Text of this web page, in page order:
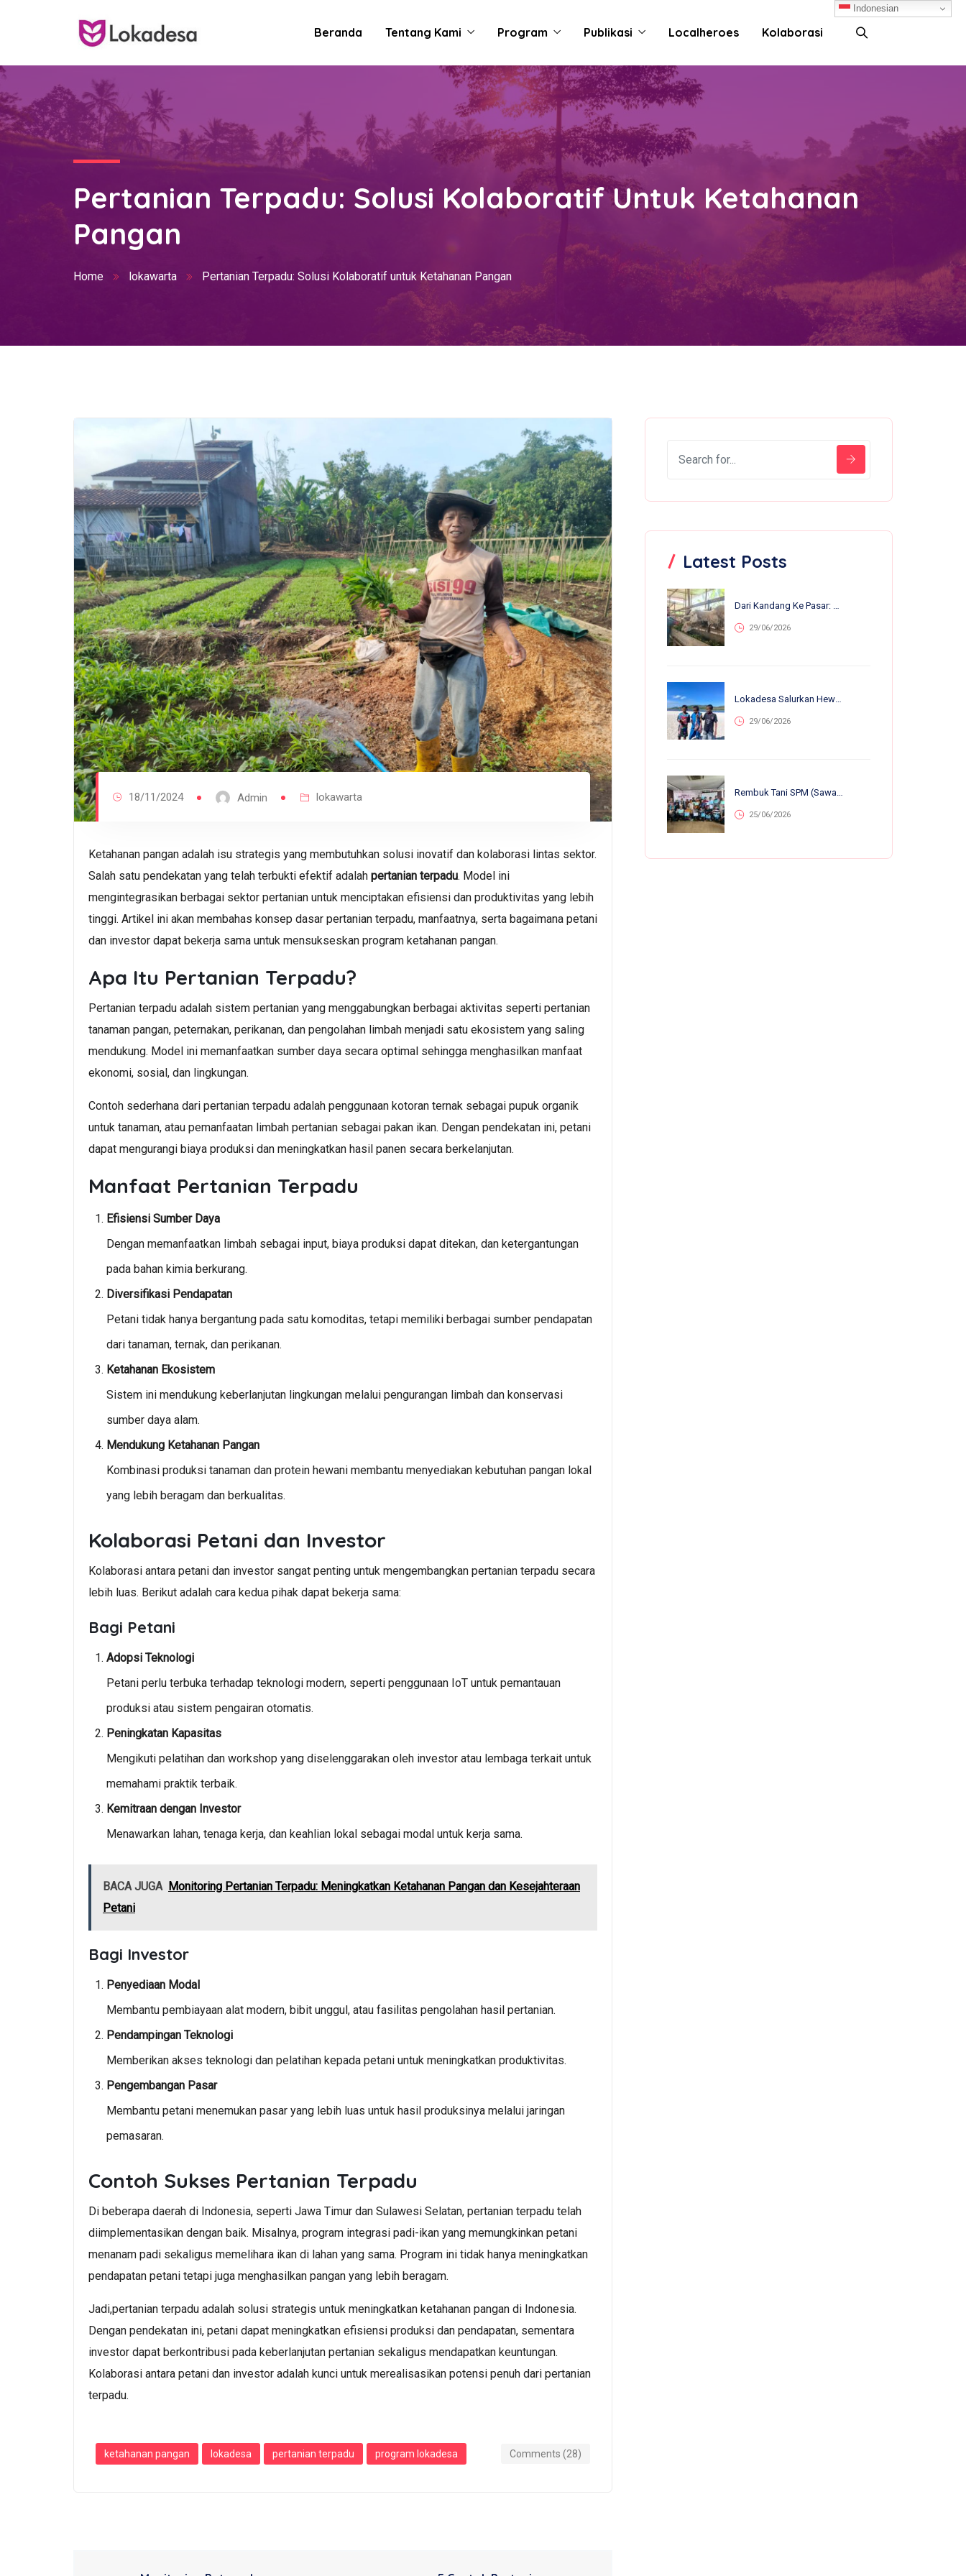
Beranda Tentang Kami Program Publikasi Localheroes Kolaborasi
Indonesian
Pertanian Terpadu: Solusi Kolaboratif Untuk Ketahanan
Pangan
Home lokawarta Pertanian Terpadu: Solusi Kolaboratif untuk Ketahanan Pangan
18/11/2024 Admin lokawarta
Ketahanan pangan adalah isu strategis yang membutuhkan solusi inovatif dan kolaborasi lintas sektor.
Salah satu pendekatan yang telah terbukti efektif adalah pertanian terpadu. Model ini
mengintegrasikan berbagai sektor pertanian untuk menciptakan efisiensi dan produktivitas yang lebih
tinggi. Artikel ini akan membahas konsep dasar pertanian terpadu, manfaatnya, serta bagaimana petani
dan investor dapat bekerja sama untuk mensukseskan program ketahanan pangan.
Apa Itu Pertanian Terpadu?
Pertanian terpadu adalah sistem pertanian yang menggabungkan berbagai aktivitas seperti pertanian
tanaman pangan, peternakan, perikanan, dan pengolahan limbah menjadi satu ekosistem yang saling
mendukung. Model ini memanfaatkan sumber daya secara optimal sehingga menghasilkan manfaat
ekonomi, sosial, dan lingkungan.
Contoh sederhana dari pertanian terpadu adalah penggunaan kotoran ternak sebagai pupuk organik
untuk tanaman, atau pemanfaatan limbah pertanian sebagai pakan ikan. Dengan pendekatan ini, petani
dapat mengurangi biaya produksi dan meningkatkan hasil panen secara berkelanjutan.
Manfaat Pertanian Terpadu
Efisiensi Sumber Daya
Dengan memanfaatkan limbah sebagai input, biaya produksi dapat ditekan, dan ketergantungan
pada bahan kimia berkurang.
Diversifikasi Pendapatan
Petani tidak hanya bergantung pada satu komoditas, tetapi memiliki berbagai sumber pendapatan
dari tanaman, ternak, dan perikanan.
Ketahanan Ekosistem
Sistem ini mendukung keberlanjutan lingkungan melalui pengurangan limbah dan konservasi
sumber daya alam.
Mendukung Ketahanan Pangan
Kombinasi produksi tanaman dan protein hewani membantu menyediakan kebutuhan pangan lokal
yang lebih beragam dan berkualitas.
Kolaborasi Petani dan Investor
Kolaborasi antara petani dan investor sangat penting untuk mengembangkan pertanian terpadu secara
lebih luas. Berikut adalah cara kedua pihak dapat bekerja sama:
Bagi Petani
Adopsi Teknologi
Petani perlu terbuka terhadap teknologi modern, seperti penggunaan IoT untuk pemantauan
produksi atau sistem pengairan otomatis.
Peningkatan Kapasitas
Mengikuti pelatihan dan workshop yang diselenggarakan oleh investor atau lembaga terkait untuk
memahami praktik terbaik.
Kemitraan dengan Investor
Menawarkan lahan, tenaga kerja, dan keahlian lokal sebagai modal untuk kerja sama.
BACA JUGA Monitoring Pertanian Terpadu: Meningkatkan Ketahanan Pangan dan Kesejahteraan
Petani
Bagi Investor
Penyediaan Modal
Membantu pembiayaan alat modern, bibit unggul, atau fasilitas pengolahan hasil pertanian.
Pendampingan Teknologi
Memberikan akses teknologi dan pelatihan kepada petani untuk meningkatkan produktivitas.
Pengembangan Pasar
Membantu petani menemukan pasar yang lebih luas untuk hasil produksinya melalui jaringan
pemasaran.
Contoh Sukses Pertanian Terpadu
Di beberapa daerah di Indonesia, seperti Jawa Timur dan Sulawesi Selatan, pertanian terpadu telah
diimplementasikan dengan baik. Misalnya, program integrasi padi-ikan yang memungkinkan petani
menanam padi sekaligus memelihara ikan di lahan yang sama. Program ini tidak hanya meningkatkan
pendapatan petani tetapi juga menghasilkan pangan yang lebih beragam.
Jadi,pertanian terpadu adalah solusi strategis untuk meningkatkan ketahanan pangan di Indonesia.
Dengan pendekatan ini, petani dapat meningkatkan efisiensi produksi dan pendapatan, sementara
investor dapat berkontribusi pada keberlanjutan pertanian sekaligus mendapatkan keuntungan.
Kolaborasi antara petani dan investor adalah kunci untuk merealisasikan potensi penuh dari pertanian
terpadu.
ketahanan pangan lokadesa pertanian terpadu program lokadesa Comments (28)
Latest Posts
29/06/2026
29/06/2026
25/06/2026